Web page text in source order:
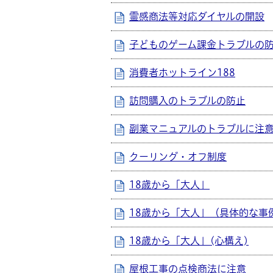
霊感商法等対応ダイヤルの開設
子どものゲーム課金トラブルの
消費者ホットライン188
訪問購入のトラブルの防止
副業マニュアルのトラブルに注意
クーリング・オフ制度
18歳から「大人」
18歳から「大人」（具体的な事
18歳から「大人」(心構え)
屋根工事の点検商法に注意